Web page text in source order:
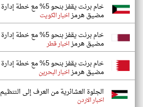
خام برنت يقفز بنحو 5% مع خطة إدارة
مضيق هرمزاخبار الكويت
خام برنت يقفز بنحو 5% مع خطة إدارة
مضيق هرمزاخبار قطر
خام برنت يقفز بنحو 5% مع خطة إدارة
مضيق هرمزاخبار البحرين
الجلوة العشائرية من العرف إلى التنظيم
اخبار الاردن